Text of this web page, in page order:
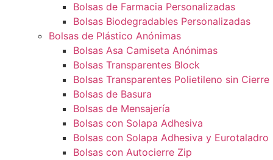
Bolsas de Farmacia Personalizadas
Bolsas Biodegradables Personalizadas
Bolsas de Plástico Anónimas
Bolsas Asa Camiseta Anónimas
Bolsas Transparentes Block
Bolsas Transparentes Polietileno sin Cierre
Bolsas de Basura
Bolsas de Mensajería
Bolsas con Solapa Adhesiva
Bolsas con Solapa Adhesiva y Eurotaladro
Bolsas con Autocierre Zip